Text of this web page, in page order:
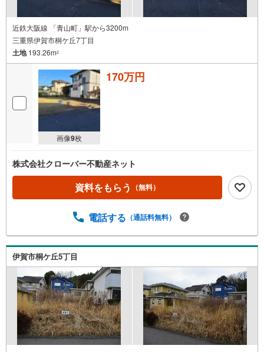
近鉄大阪線 「青山町」駅から3200m
三重県伊賀市桐ケ丘7丁目
土地193.26m2
画像9枚
170万円
株式会社クローバー不動産ネット
資料をもらう （無料）
電話する （通話料無料）
伊賀市桐ケ丘5丁目